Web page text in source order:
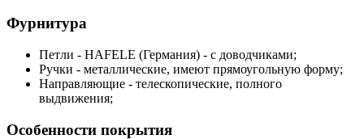
Фурнитура
Петли - HAFELE (Германия) - с доводчиками;
Ручки - металлические, имеют прямоугольную форму;
Направляющие - телескопические, полного
выдвижения;
Особенности покрытия